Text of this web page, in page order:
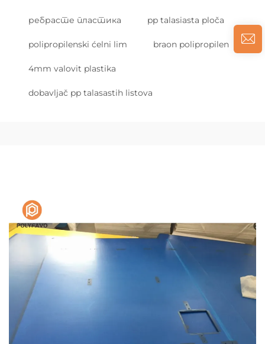
ребрасте пластика pp talasiasta ploča
polipropilenski ćelni lim braon polipropilen
4mm valovit plastika
dobavljač pp talasastih listova